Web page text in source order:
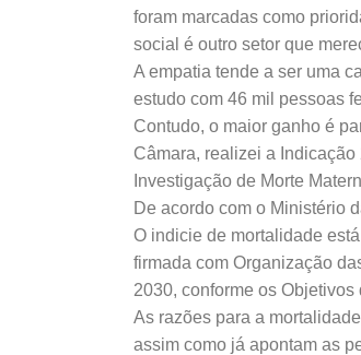
foram marcadas como
social é outro setor que
A empatia tende a ser uma
estudo com 46 mil pessoas
Contudo, o maior ganho é
Câmara, realizei a
Investigação de Morte
De acordo com o Ministério
O indicie de mortalidade
firmada com Organização
2030, conforme os
As razões para a
assim como já apontam as